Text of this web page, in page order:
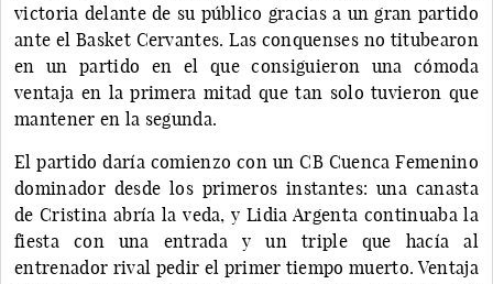
victoria delante de su público gracias a un gran partido
ante el Basket Cervantes. Las conquenses no titubearon
en un partido en el que consiguieron una cómoda
ventaja en la primera mitad que tan solo tuvieron que
mantener en la segunda.
El partido daría comienzo con un CB Cuenca Femenino
dominador desde los primeros instantes: una canasta
de Cristina abría la veda, y Lidia Argenta continuaba la
fiesta con una entrada y un triple que hacía al
entrenador rival pedir el primer tiempo muerto. Ventaja